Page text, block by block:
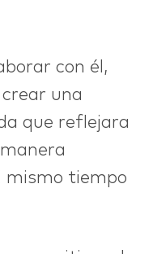
con él,
una
que reflejara
mismo tiempo